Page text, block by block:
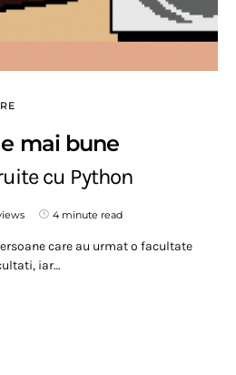
mai bune
cu Python
4 minute read
care au urmat o facultate
iar…